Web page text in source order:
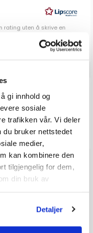
gi innhold og
sosiale
trafikken vår. Vi deler
du bruker nettstedet
medier,
kan kombinere den
tilgjengelig for dem,
din bruk av
Detaljer
5
mulige
rating uten å skrive en
Send spørsmålet ditt